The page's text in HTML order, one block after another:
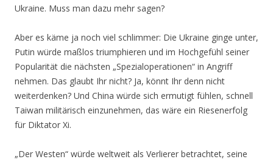
Ukraine. Muss man dazu mehr sagen?
Aber es käme ja noch viel schlimmer: Die Ukraine ginge unter,
Putin würde maßlos triumphieren und im Hochgefühl seiner
Popularität die nächsten „Spezialoperationen“ in Angriff
nehmen. Das glaubt Ihr nicht? Ja, könnt Ihr denn nicht
weiterdenken? Und China würde sich ermutigt fühlen, schnell
Taiwan militärisch einzunehmen, das wäre ein Riesenerfolg
für Diktator Xi.
„Der Westen“ würde weltweit als Verlierer betrachtet, seine